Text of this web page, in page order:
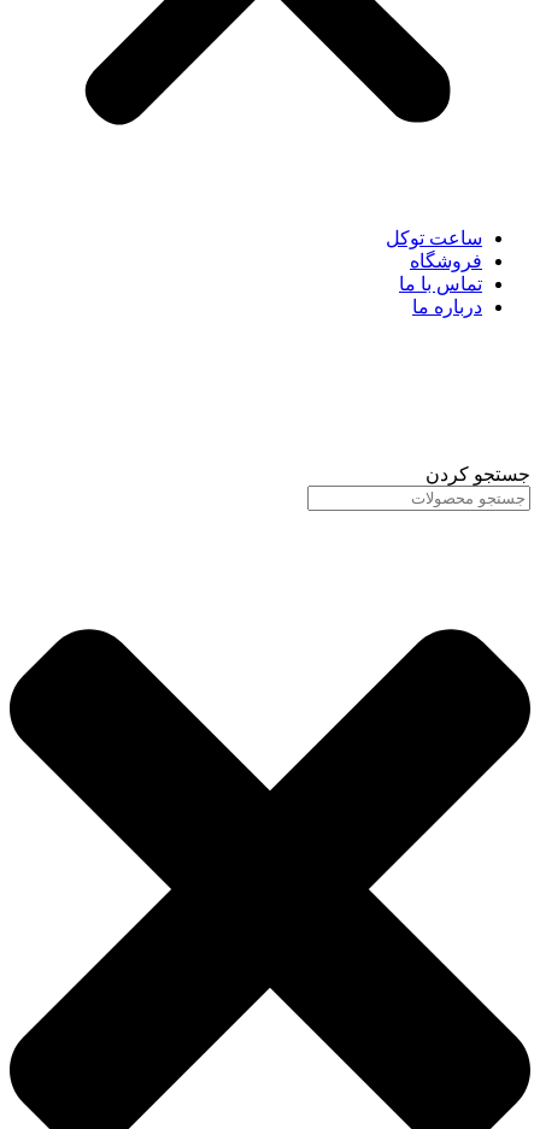
ساعت توکل
فروشگاه
تماس با ما
درباره ما
جستجو کردن